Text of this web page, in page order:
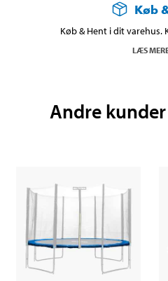
Køb
Køb & Hent i dit varehus.
LÆS
Andre